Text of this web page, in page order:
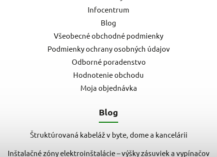
Infocentrum
Blog
Všeobecné obchodné podmienky
Podmienky ochrany osobných údajov
Odborné poradenstvo
Hodnotenie obchodu
Moja objednávka
Blog
Štruktúrovaná kabeláž v byte, dome a kancelárii
Inštalačné zóny elektroinštalácie – výšky zásuviek a vypínačov